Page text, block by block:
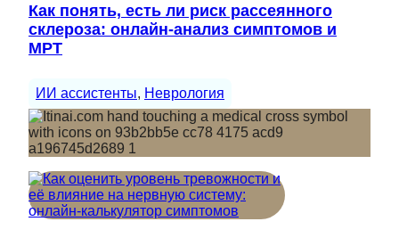
Как понять, есть ли риск рассеянного
склероза: онлайн-анализ симптомов и
МРТ
ИИ ассистенты, Неврология